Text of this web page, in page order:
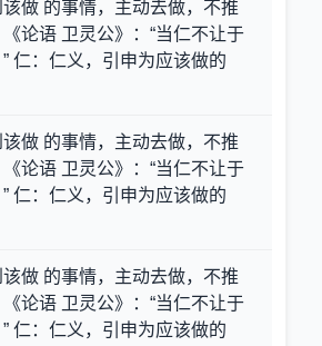
做 的事情，主动去做，不推
论语 卫灵公》：“当仁不让于
仁：仁义，引申为应该做的
做 的事情，主动去做，不推
论语 卫灵公》：“当仁不让于
仁：仁义，引申为应该做的
做 的事情，主动去做，不推
论语 卫灵公》：“当仁不让于
仁：仁义，引申为应该做的